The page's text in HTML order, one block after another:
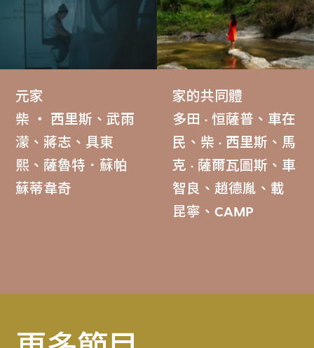
元家
柴 ‧ 西里斯、武雨
濛、蔣志、具東
熙、薩魯特．蘇帕
蘇蒂韋奇
家的共同體
多田 · 恒薩普、車在
民、柴 · 西里斯、馬
克 · 薩爾瓦圖斯、車
智良、趙德胤、載
昆寧、CAMP